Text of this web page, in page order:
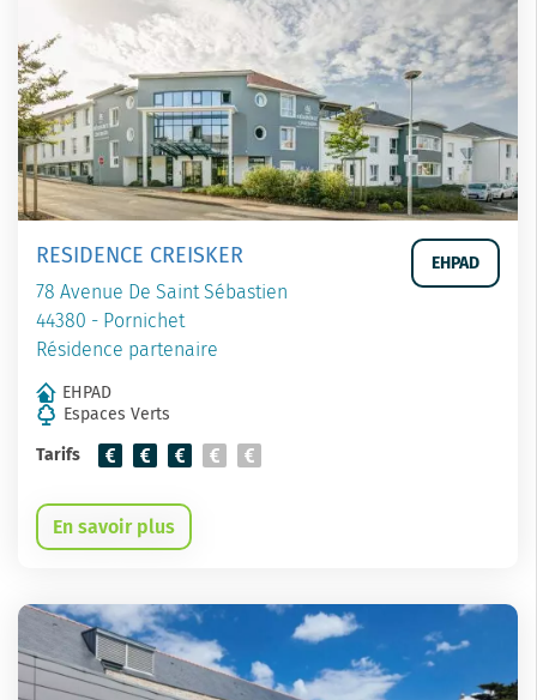
RESIDENCE CREISKER
78 Avenue De Saint Sébastien
44380 - Pornichet
Résidence partenaire
EHPAD
EHPAD
Espaces Verts
Tarifs
En savoir plus